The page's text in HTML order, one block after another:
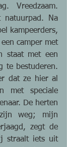
Vreedzaam.
Na
kampeerders,
camper met
staat met een
te bestuderen.
dat ze hier al
met speciale
De herten
weg; mijn
zegt de
straalt iets uit